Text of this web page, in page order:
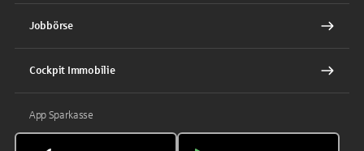
Jobbörse
Cockpit Immobilie
App Sparkasse